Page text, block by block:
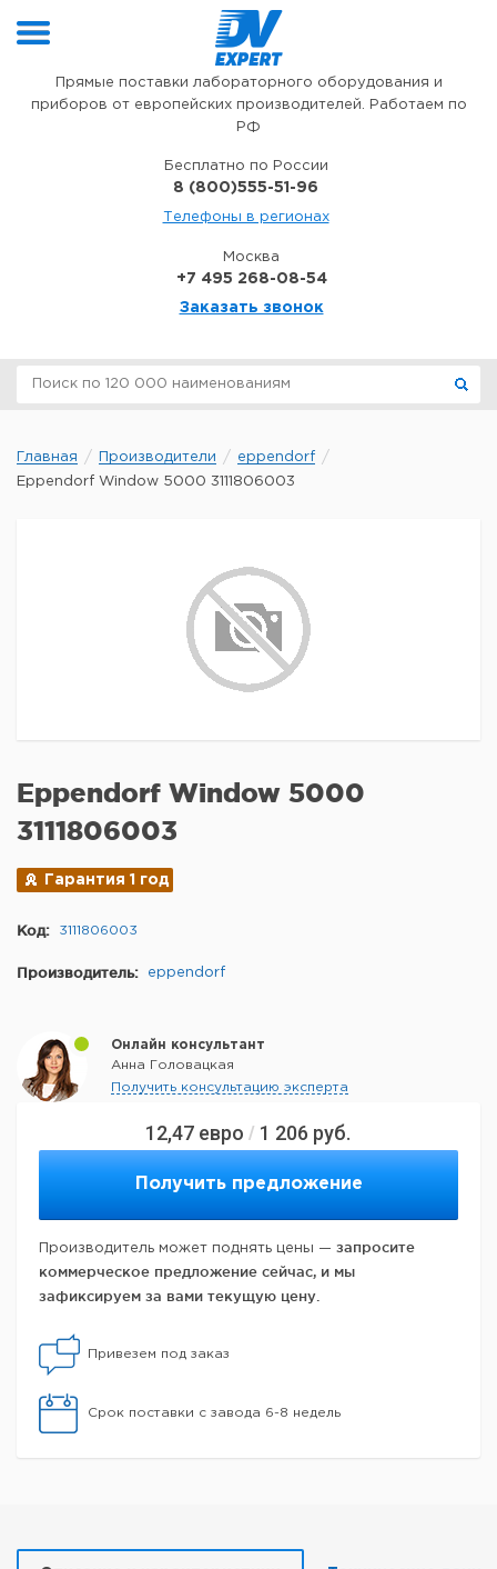
Прямые поставки лабораторного оборудования и
приборов от европейских производителей. Работаем по
РФ
Бесплатно по России
8 (800)555-51-96
Телефоны в регионах
Москва
+7 495 268-08-54
Заказать звонок
Главная Производители
eppendorf
Eppendorf Window 5000 3111806003
12,47 евро / 1 206 руб.
Получить предложение
Производитель может поднять цены — запросите
коммерческое предложение сейчас, и мы
зафиксируем за вами текущую цену.
Привезем под заказ
Срок поставки с завода 6-8 недель
Eppendorf Window 5000
3111806003
Гарантия 1 год
Код: 3111806003
Производитель: eppendorf
Онлайн консультант
Анна Головацкая
Получить консультацию эксперта